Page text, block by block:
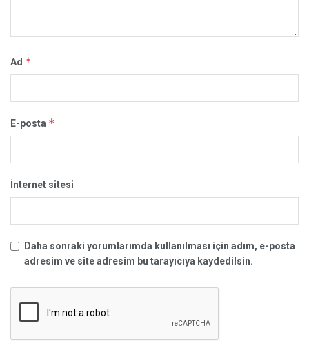
Ad *
E-posta *
İnternet sitesi
Daha sonraki yorumlarımda kullanılması için adım, e-posta
adresim ve site adresim bu tarayıcıya kaydedilsin.